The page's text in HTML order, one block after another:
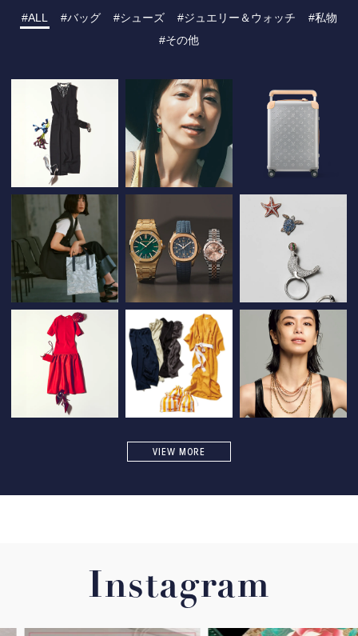
ALL バッグ シューズ ジュエリー＆ウォッチ
私物
その他
VIEW MORE
Instagram